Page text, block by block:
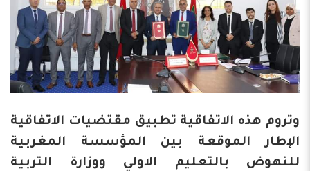
وتروم هذه الاتفاقية تطبيق مقتضيات الاتفاقية
الإطار الموقعة بين المؤسسة المغربية
للنهوض بالتعليم الاولي ووزارة التربية